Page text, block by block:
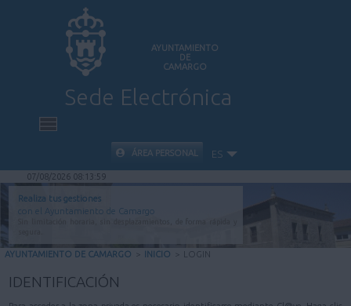
AYUNTAMIENTO
DE
CAMARGO
Sede Electrónica
INICIO
INFORMACIÓN PÚBLICA
CARPETA CIUDADANA
VALIDACIÓN DE DOCUMENTOS
ÁREA PERSONAL ES
07/08/2026 08:13:59
Realiza tus gestiones
con el Ayuntamiento de Camargo
AYUNTAMIENTO DE CAMARGO > INICIO > LOGIN
IDENTIFICACIÓN